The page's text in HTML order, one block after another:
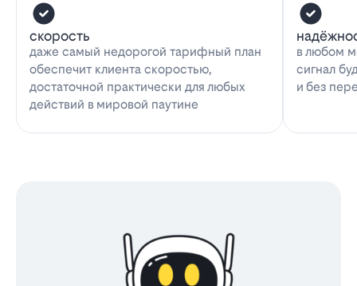
скорость
даже самый недорогой тарифный план
обеспечит клиента скоростью,
достаточной практически для любых
действий в мировой паутине
в любом
сигнал
и без